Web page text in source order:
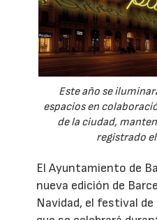
Este año se
espacios en
de la ciudad,
registrado
El Ayuntamiento de
nueva edición de
Navidad, el festival